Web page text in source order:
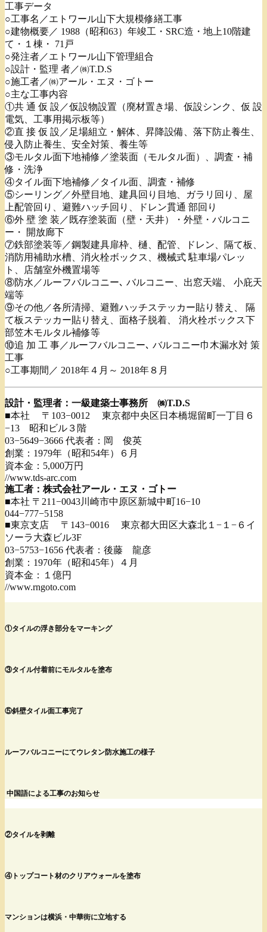
工事データ
○工事名／エトワール山下大規模修繕工事
○建物概要／ 1988（昭和63）年竣工・SRC造・地上10階建
て・１棟・ 71戸
○発注者／エトワール山下管理組合
○設計・監理 者／㈱T.D.S
○施工者／㈱アール・エヌ・ゴトー
○主な工事内容
①共 通 仮 設／仮設物設置（廃材置き場、仮設シンク、仮 設
電気、工事用掲示板等）
②直 接 仮 設／足場組立・解体、昇降設備、落下防止養生、
侵入防止養生、安全対策、養生等
③モルタル面下地補修／塗装面（モルタル面）、調査・補
修・洗浄
④タイル面下地補修／タイル面、調査・補修
⑤シーリング／外壁目地、建具回り目地、ガラリ回り、屋
上配管回り、避難ハッチ回り、ドレン貫通 部回り
⑥外 壁 塗 装／既存塗装面（壁・天井）・外壁・バルコニ
ー・ 開放廊下
⑦鉄部塗装等／鋼製建具扉枠、樋、配管、ドレン、隔て板、
消防用補助水槽、消火栓ボックス、機械式 駐車場パレッ
ト、店舗室外機置場等
⑧防水／ルーフバルコニー､ バルコニー、出窓天端、 小庇天
端等
⑨その他／各所清掃、避難ハッチステッカー貼り替え、 隔
て板ステッカー貼り替え、面格子脱着、 消火栓ボックス下
部笠木モルタル補修等
⑩追 加 工 事／ルーフバルコニー､ バルコニー巾木漏水対 策
工事
○工事期間／ 2018年４月～ 2018年８月
設計・監理者：一級建築士事務所 ㈱T.D.S
■本社 〒103−0012 東京都中央区日本橋堀留町一丁目６
−13 昭和ビル３階
03−5649−3666 代表者：岡 俊英
創業：1979年（昭和54年）６月
資本金：5,000万円
//www.tds-arc.com
施工者：株式会社アール・エヌ・ゴトー
■本社 〒211−0043川崎市中原区新城中町16−10
044−777−5158
■東京支店 〒143−0016 東京都大田区大森北１−１−６イ
ソーラ大森ビル3F
03−5753−1656 代表者：後藤 龍彦
創業：1970年（昭和45年）４月
資本金：１億円
//www.rngoto.com
①タイルの浮き部分をマーキング
③タイル付着前にモルタルを塗布
⑤斜壁タイル面工事完了
ルーフバルコニーにてウレタン防水施工の様子
中国語による工事のお知らせ
②タイルを剥離
④トップコート材のクリアウォールを塗布
マンションは横浜・中華街に立地する